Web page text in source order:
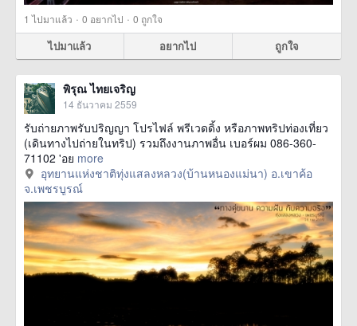
1 ไปมาแล้ว · 0 อยากไป · 0 ถูกใจ
ไปมาแล้ว อยากไป ถูกใจ
พิรุณ ไทยเจริญ
14 ธันวาคม 2559
รับถ่ายภาพรับปริญญา โปรไฟล์ พรีเวดดิ้ง หรือภาพทริปท่องเที่ยว
(เดินทางไปถ่ายในทริป) รวมถึงงานภาพอื่น เบอร์ผม 086-360-
71102 'อย more
อุทยานแห่งชาติทุ่งแสลงหลวง(บ้านหนองแม่นา) อ.เขาค้อ
จ.เพชรบูรณ์